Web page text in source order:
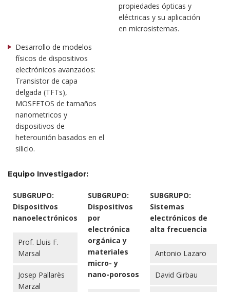
propiedades ópticas y
eléctricas y su aplicación
en microsistemas.
Desarrollo de modelos
físicos de dispositivos
electrónicos avanzados:
Transistor de capa
delgada (TFTs),
MOSFETOS de tamaños
nanometricos y
dispositivos de
heterounión basados ​​en el
silicio.
Equipo Investigador:
SUBGRUPO:
Dispositivos
nanoelectrónicos
Prof. Lluis F.
Marsal
Josep Pallarès
Marzal
SUBGRUPO:
Dispositivos
por
electrónica
orgánica y
materiales
micro- y
nano-porosos
SUBGRUPO:
Sistemas
electrónicos de
alta frecuencia
Antonio Lazaro
David Girbau